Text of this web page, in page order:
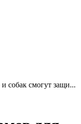
собак смогут защи...